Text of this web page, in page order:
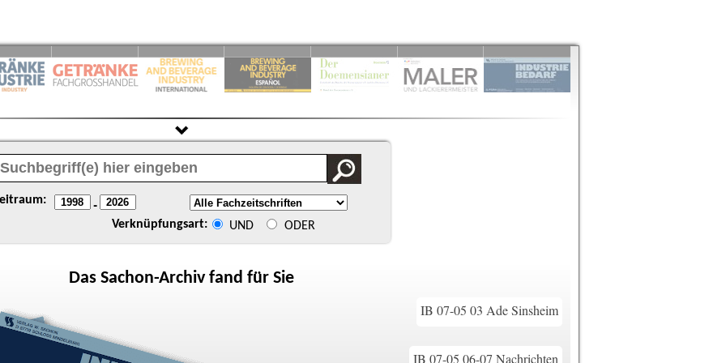
-
Verknüpfungsart: UND ODER
Das Sachon-Archiv fand für Sie
IB 07-05 03 Ade Sinsheim
IB 07-05 06-07 Nachrichten